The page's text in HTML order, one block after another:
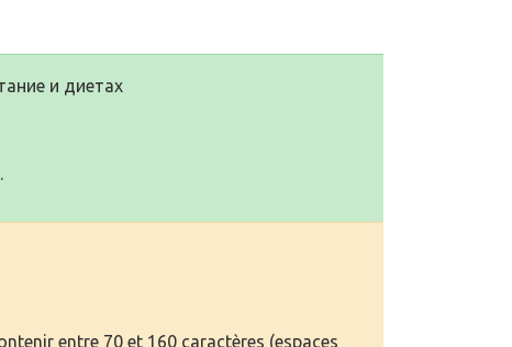
и диетах
entre 70 et 160 caractères (espaces